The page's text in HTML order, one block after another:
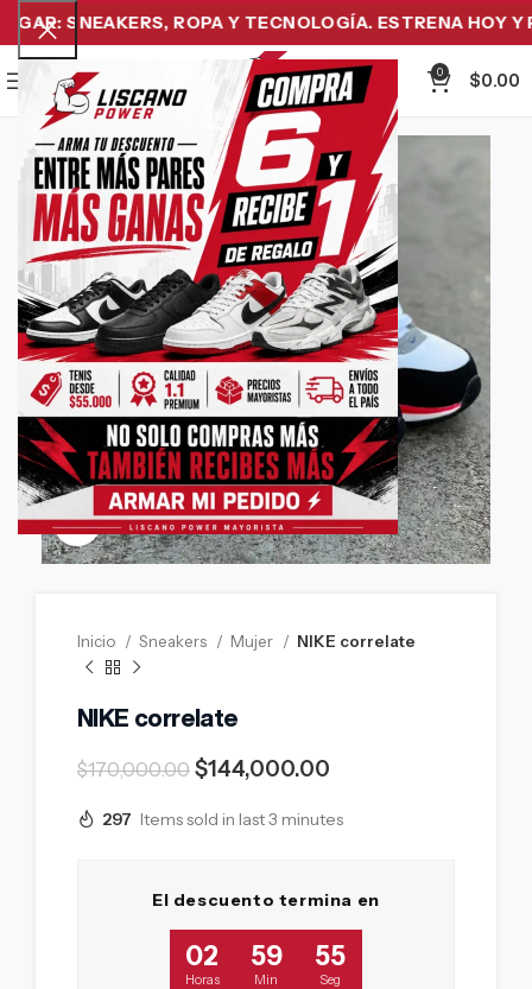
SNEAKERS, ROPA Y TECNOLOGÍA. ESTRENA HOY Y
Menu
0
$0.00
-15%
Click to enlarge
Inicio Sneakers Mujer NIKE correlate
NIKE correlate
$170,000.00 $144,000.00
297 Items sold in last 3 minutes
El descuento termina en
02
Horas
59
Min
54
Seg